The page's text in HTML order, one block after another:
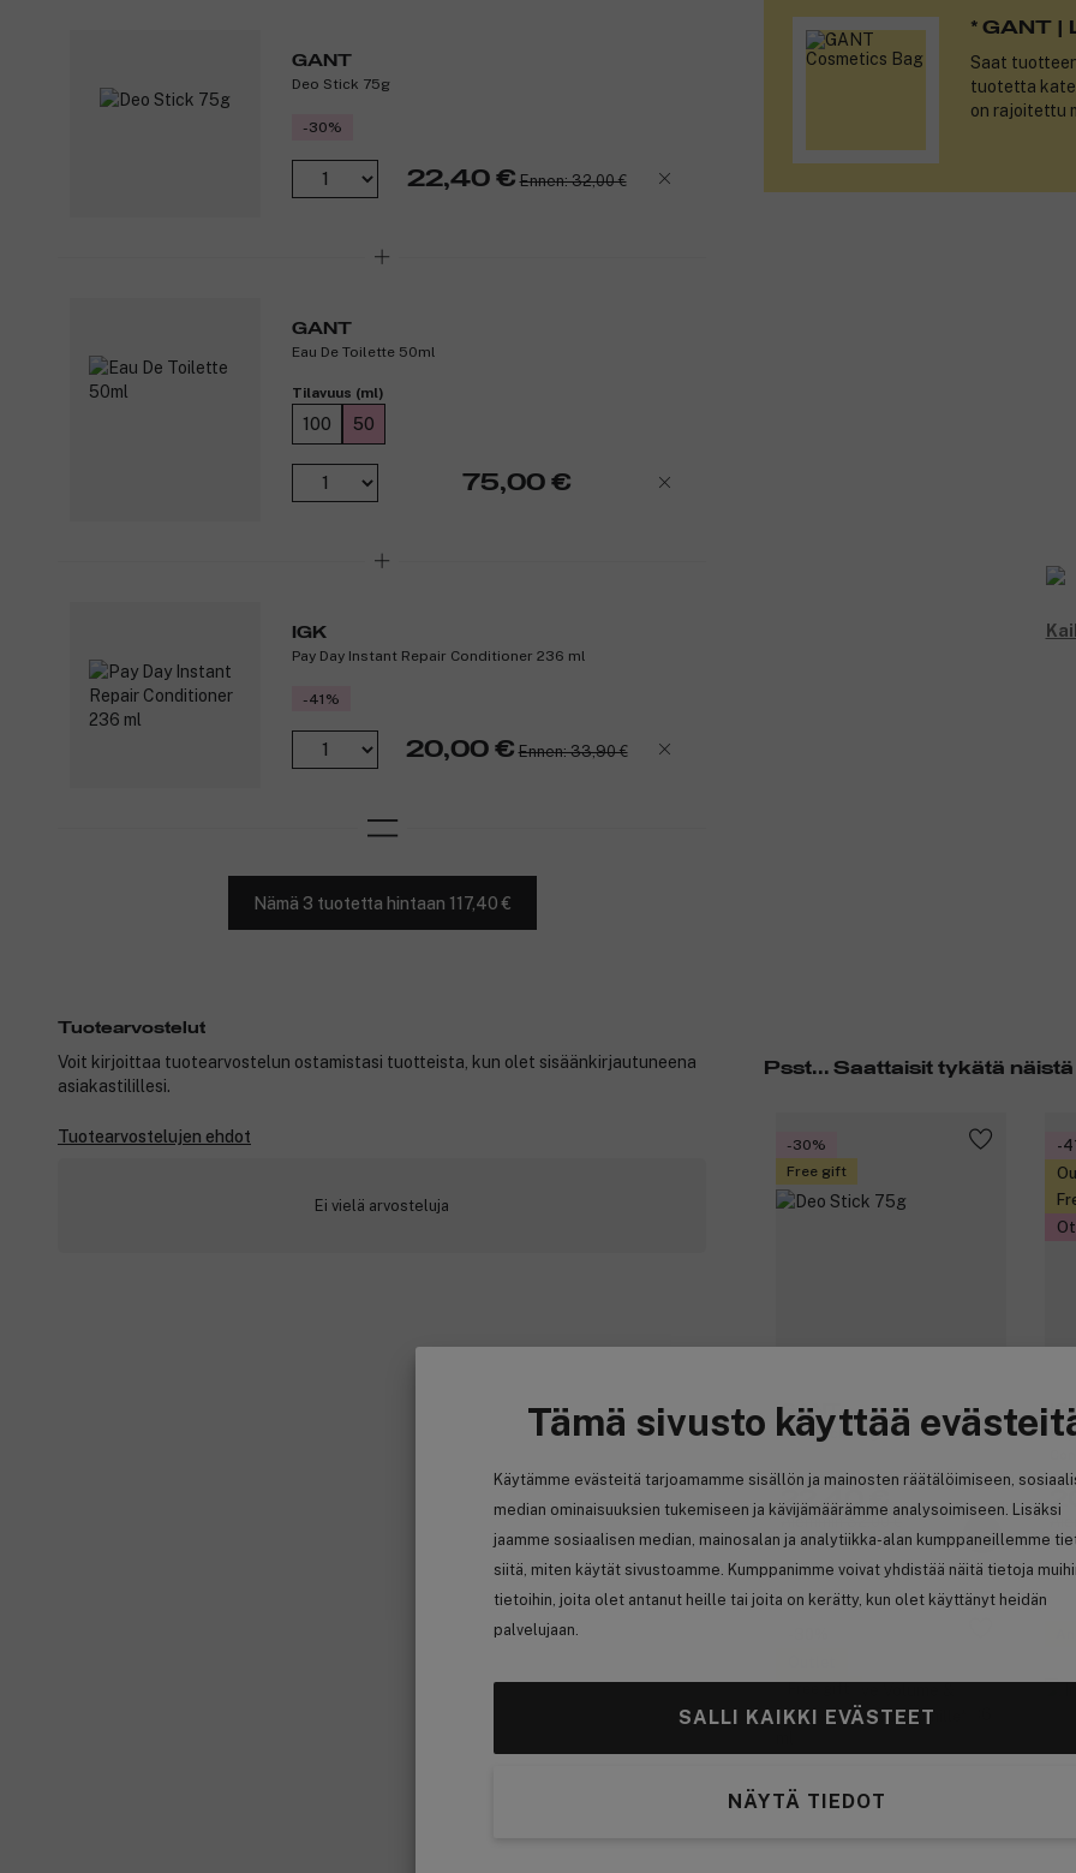
Tämä sivusto käyttää
Käytämme evästeitä tarjoamamme sisällön ja mainosten räätälöimiseen,
median ominaisuuksien tukemiseen ja kävijämäärämme analysoimiseen. Lisäksi
jaamme sosiaalisen median, mainosalan ja analytiikka-alan kumppaneillemme
siitä, miten käytät sivustoamme. Kumppanimme voivat yhdistää näitä tietoja
tietoihin, joita olet antanut heille tai joita on kerätty, kun olet käyttänyt heidän
palvelujaan.
SALLI KAIKKI EVÄSTEET
NÄYTÄ TIEDOT
* GANT |
Saat
tuotetta
on rajoitettu
GANT
Deo Stick 75g
-30%
22,40 € Ennen: 32,00 €
GANT
Eau De Toilette 50ml
Tilavuus (ml)
100 50
75,00 €
IGK
Pay Day Instant Repair Conditioner 236 ml
-41%
20,00 € Ennen: 33,90 €
Nämä 3 tuotetta hintaan 117,40 €
Psst... Saattaisit tykätä näistä
-30%
Free gift
GANT
Deo Stick 75g
22,40 €
Aiemmin 32,00 €
29,87 € / 100ml
-
Ota 4, maksa 3 jäsenille
Tuotearvostelut
Voit kirjoittaa tuotearvostelun ostamistasi tuotteista, kun olet sisäänkirjautuneena
asiakastilillesi.
Tuotearvostelujen ehdot
Ei vielä arvosteluja